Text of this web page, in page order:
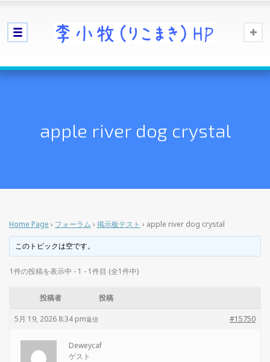
apple river dog crystal
Home Page › フォーラム › 掲示板テスト › apple river dog crystal
このトピックは空です。
1件の投稿を表示中 - 1 - 1件目 (全1件中)
投稿者 投稿
5月 19, 2026 8:34 pm #15750
返信
Deweycaf
ゲスト